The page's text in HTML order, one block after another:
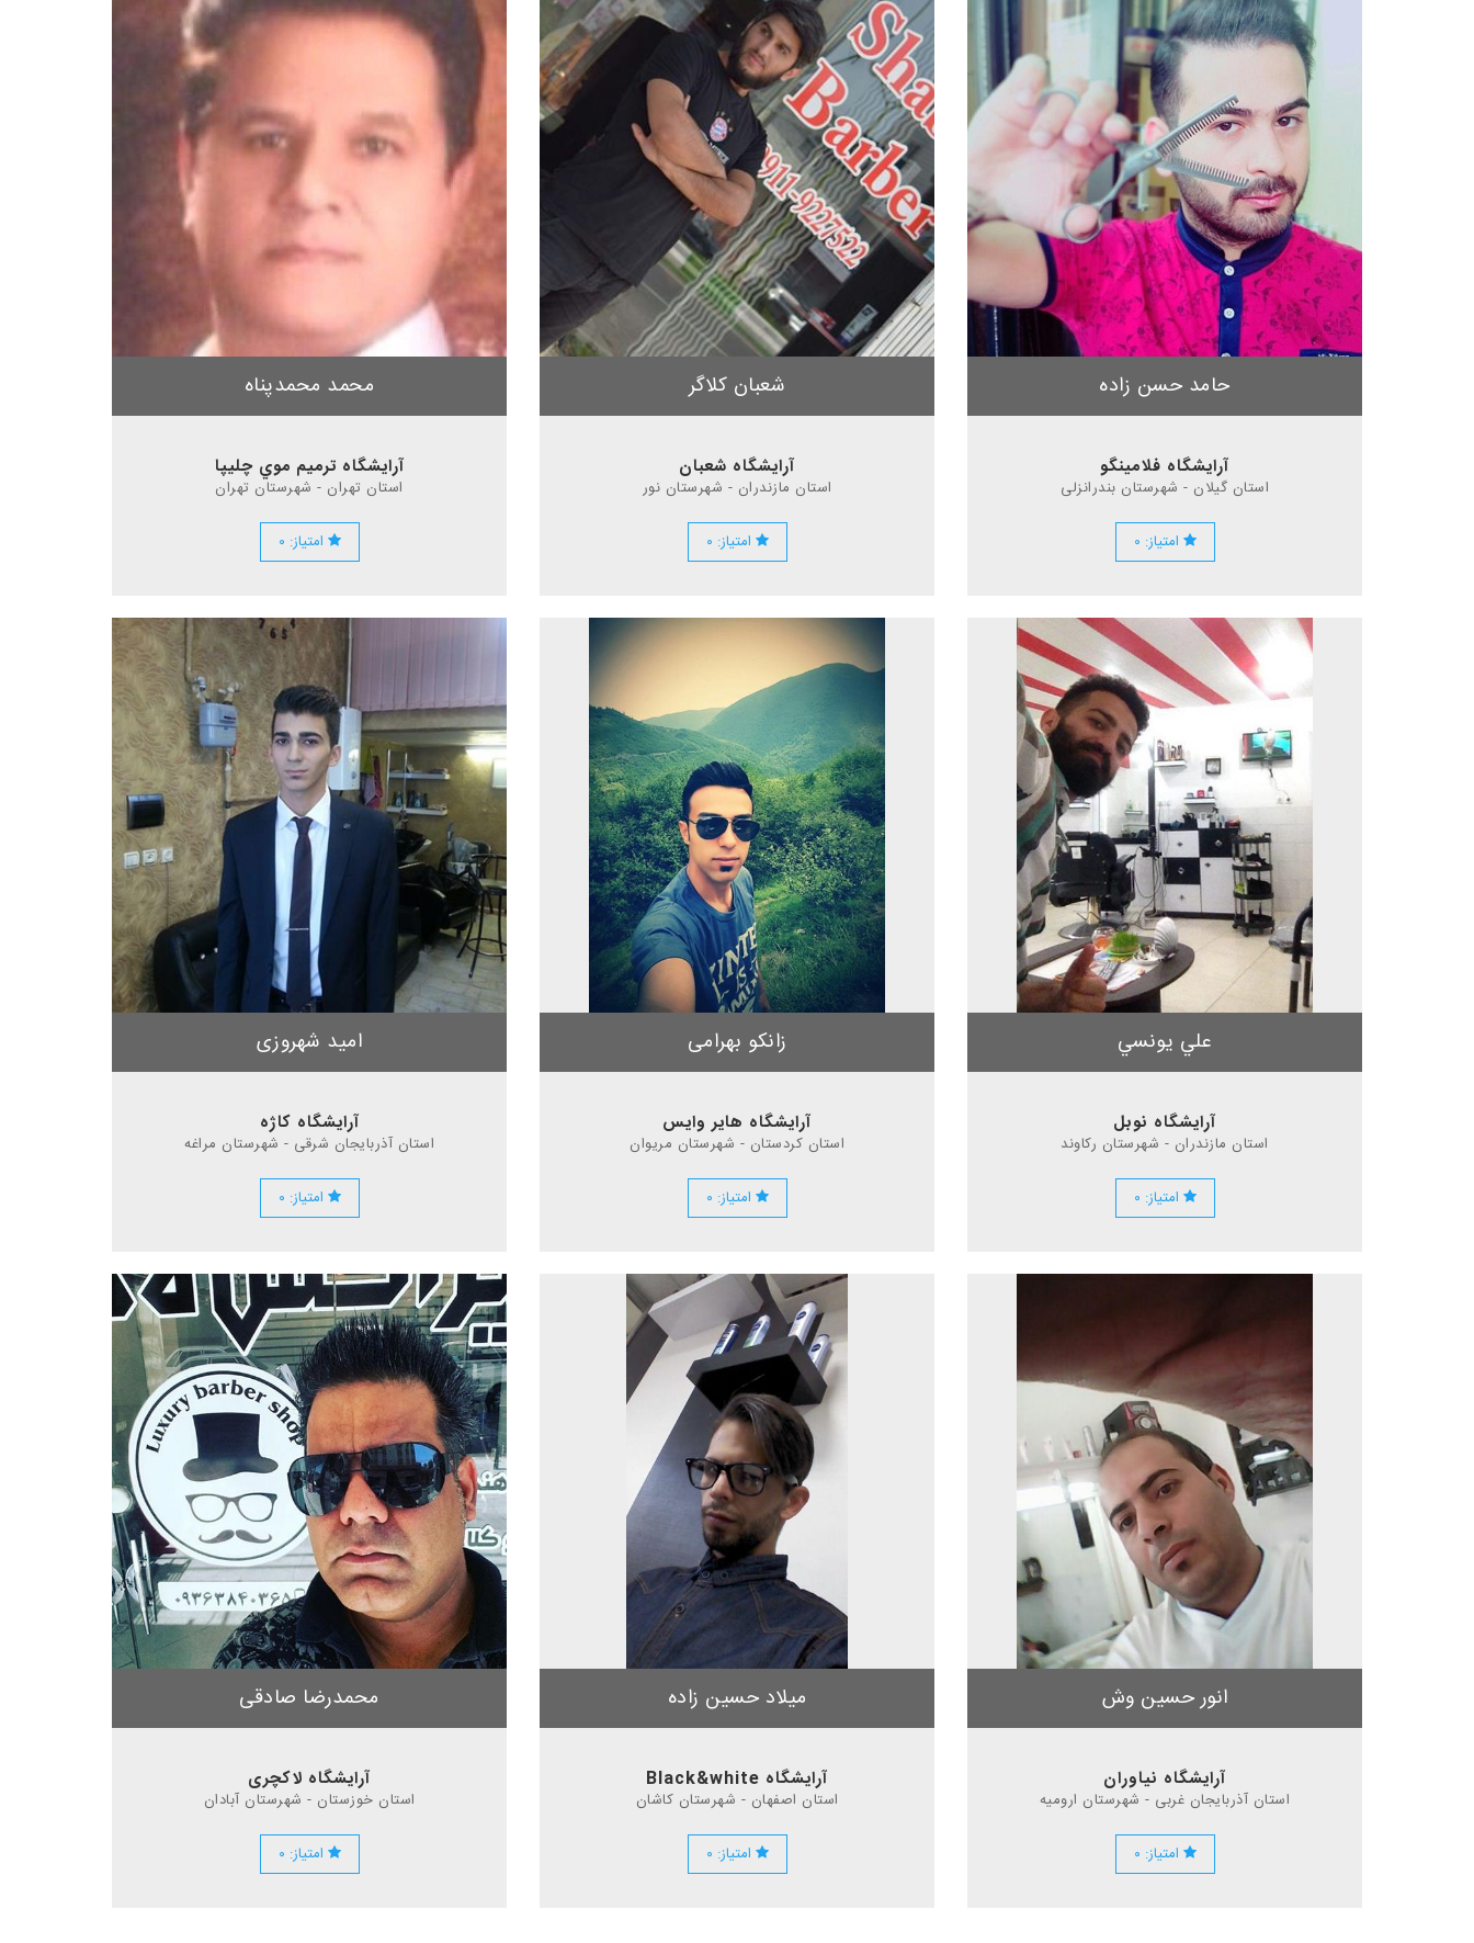
حامد حسن زاده
آرایشگاه فلامینگو
استان گیلان - شهرستان بندرانزلی
امتیاز: ۰
شعبان کلاگر
آرایشگاه شعبان
استان مازندران - شهرستان نور
امتیاز: ۰
محمد محمدپناه
آرایشگاه ترميم موي چليپا
استان تهران - شهرستان تهران
امتیاز: ۰
علي يونسي
آرایشگاه نوبل
استان مازندران - شهرستان ركاوند
امتیاز: ۰
زانکو بهرامی
آرایشگاه هایر وایس
استان کردستان - شهرستان مریوان
امتیاز: ۰
امید شهروزی
آرایشگاه کاژه
استان آذربایجان شرقی - شهرستان مراغه
امتیاز: ۰
انور حسین وش
آرایشگاه نیاوران
استان آذربایجان غربی - شهرستان ارومیه
امتیاز: ۰
میلاد حسین زاده
آرایشگاه Black&white
استان اصفهان - شهرستان کاشان
امتیاز: ۰
محمدرضا صادقی
آرایشگاه لاکچری
استان خوزستان - شهرستان آبادان
امتیاز: ۰